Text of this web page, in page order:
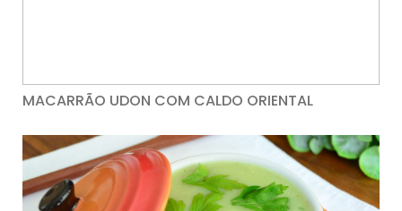
MACARRÃO UDON COM CALDO ORIENTAL